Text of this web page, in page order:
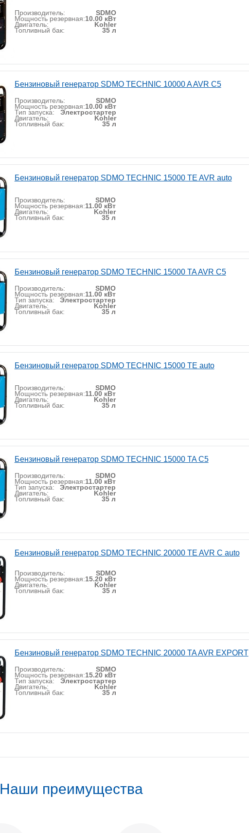
Производитель: SDMO
Мощность резервная:10.00 кВт
Двигатель: Kohler
Топливный бак: 35 л
Бензиновый генератор SDMO TECHNIC 10000 A AVR C5
Производитель: SDMO
Мощность резервная:10.00 кВт
Тип запуска: Электростартер
Двигатель: Kohler
Топливный бак: 35 л
Бензиновый генератор SDMO TECHNIC 15000 TE AVR auto
Производитель: SDMO
Мощность резервная:11.00 кВт
Двигатель: Kohler
Топливный бак: 35 л
Бензиновый генератор SDMO TECHNIC 15000 TA AVR C5
Производитель: SDMO
Мощность резервная:11.00 кВт
Тип запуска: Электростартер
Двигатель: Kohler
Топливный бак: 35 л
Бензиновый генератор SDMO TECHNIC 15000 TE auto
Производитель: SDMO
Мощность резервная:11.00 кВт
Двигатель: Kohler
Топливный бак: 35 л
Бензиновый генератор SDMO TECHNIC 15000 TA C5
Производитель: SDMO
Мощность резервная:11.00 кВт
Тип запуска: Электростартер
Двигатель: Kohler
Топливный бак: 35 л
Бензиновый генератор SDMO TECHNIC 20000 TE AVR C auto
Производитель: SDMO
Мощность резервная:15.20 кВт
Двигатель: Kohler
Топливный бак: 35 л
Бензиновый генератор SDMO TECHNIC 20000 TA AVR EXPORT
Производитель: SDMO
Мощность резервная:15.20 кВт
Тип запуска: Электростартер
Двигатель: Kohler
Топливный бак: 35 л
Наши преимущества